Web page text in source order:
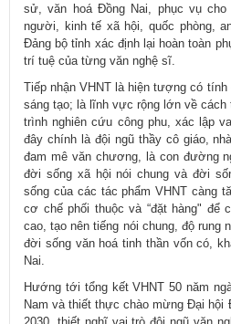
sử, văn hoá Đồng Nai, phục vụ
người, kinh tế xã hội, quốc phòng,
Đảng bộ tỉnh xác định lại hoàn toàn
trí tuệ của từng văn nghệ sĩ.
Tiếp nhận VHNT là hiện tượng có
sáng tạo; là lĩnh vực rộng lớn về
trình nghiên cứu công phu, xác lập
đây chính là đội ngũ thầy cô giáo,
đam mê văn chương, là con đường
đời sống xã hội nói chung và đời
sống của các tác phẩm VHNT càng
cơ chế phối thuộc và “đặt hàng" để
cao, tạo nên tiếng nói chung, độ rung
đời sống văn hoá tinh thần vốn có,
Nai.
Hướng tới tổng kết VHNT 50 năm
Nam và thiết thực chào mừng Đại hội